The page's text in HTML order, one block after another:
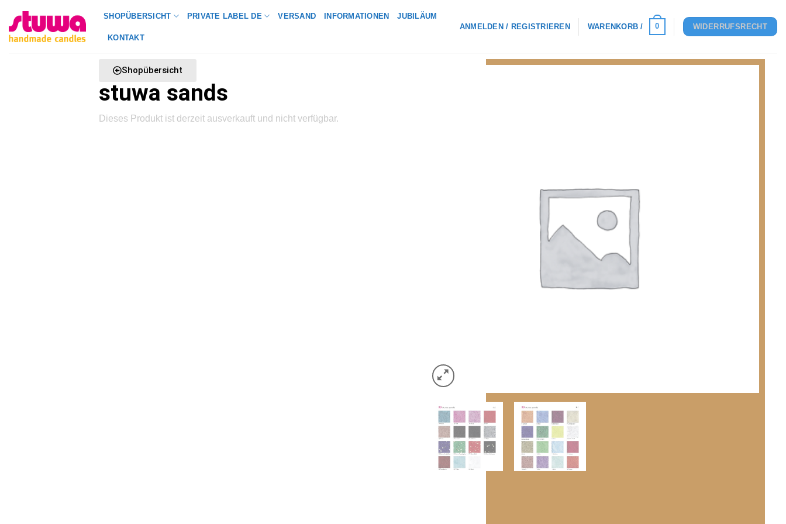
SHOPÜBERSICHT PRIVATE LABEL DE VERSAND INFORMATIONEN JUBILÄUM
KONTAKT
ANMELDEN / REGISTRIEREN WARENKORB / 0 WIDERRUFSRECHT
Shopübersicht
stuwa sands
Dieses Produkt ist derzeit ausverkauft und nicht verfügbar.